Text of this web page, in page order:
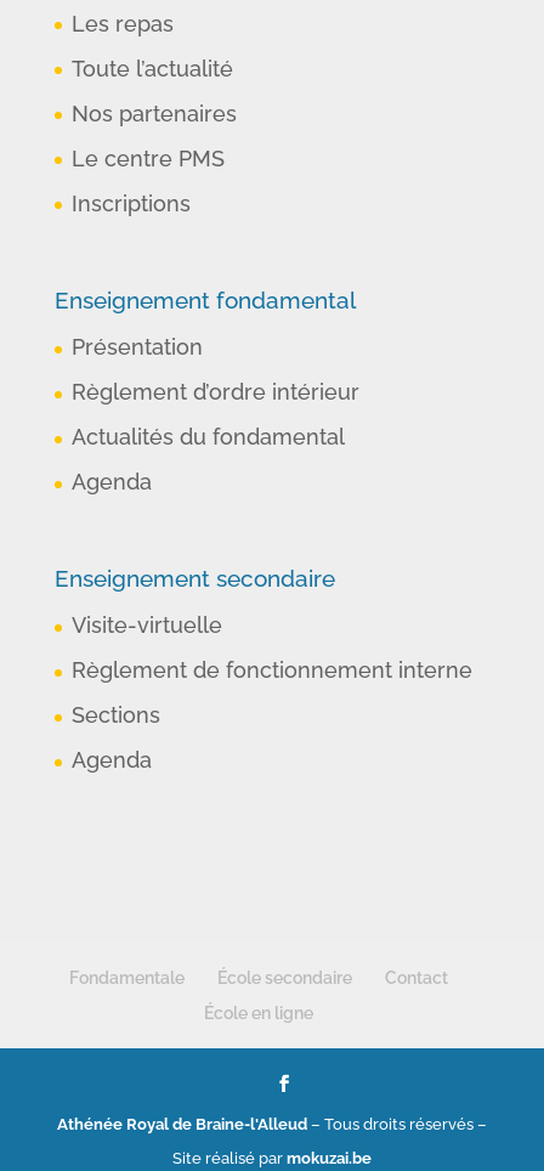
Les repas
Toute l’actualité
Nos partenaires
Le centre PMS
Inscriptions
Enseignement fondamental
Présentation
Règlement d’ordre intérieur
Actualités du fondamental
Agenda
Enseignement secondaire
Visite-virtuelle
Règlement de fonctionnement interne
Sections
Agenda
Fondamentale École secondaire
Contact
École en ligne
Athénée Royal de Braine-l'Alleud– Tous droits réservés –
Site réalisé par mokuzai.be